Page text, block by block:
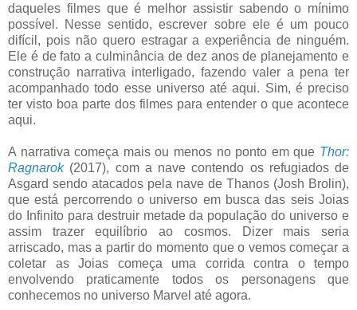
daqueles filmes que é melhor assistir sabendo o mínimo
possível. Nesse sentido, escrever sobre ele é um pouco
difícil, pois não quero estragar a experiência de ninguém.
Ele é de fato a culminância de dez anos de planejamento e
construção narrativa interligado, fazendo valer a pena ter
acompanhado todo esse universo até aqui. Sim, é preciso
ter visto boa parte dos filmes para entender o que acontece
aqui.
A narrativa começa mais ou menos no ponto em que Thor:
Ragnarok (2017), com a nave contendo os refugiados de
Asgard sendo atacados pela nave de Thanos (Josh Brolin),
que está percorrendo o universo em busca das seis Joias
do Infinito para destruir metade da população do universo e
assim trazer equilíbrio ao cosmos. Dizer mais seria
arriscado, mas a partir do momento que o vemos começar a
coletar as Joias começa uma corrida contra o tempo
envolvendo praticamente todos os personagens que
conhecemos no universo Marvel até agora.